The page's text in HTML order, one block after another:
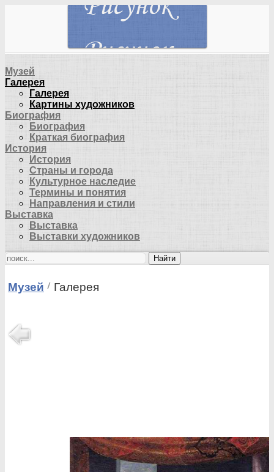
Музей
Галерея
Галерея
Картины художников
Биография
Биография
Краткая биография
История
История
Страны и города
Культурное наследие
Термины и понятия
Направления и стили
Выставка
Выставка
Выставки художников
Найти
Музей Галерея